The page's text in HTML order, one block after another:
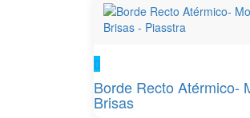
Borde Recto Atérmico-
Brisas